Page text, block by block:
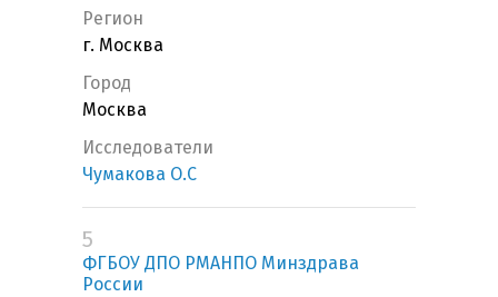
Регион
г. Москва
Город
Москва
Исследователи
Чумакова О.С
5
ФГБОУ ДПО РМАНПО Минздрава
России